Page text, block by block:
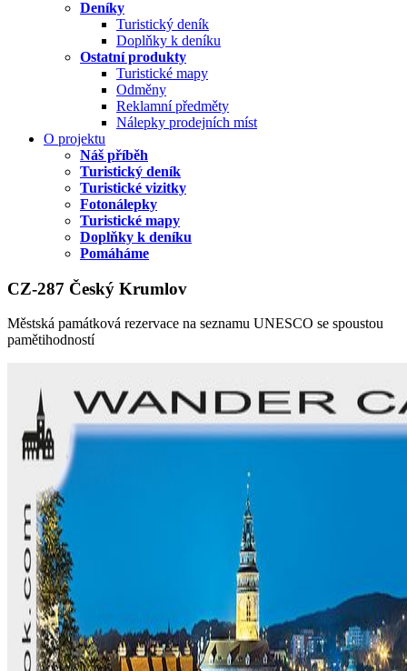
Deníky
Turistický deník
Doplňky k deníku
Ostatní produkty
Turistické mapy
Odměny
Reklamní předměty
Nálepky prodejních míst
O projektu
Náš příběh
Turistický deník
Turistické vizitky
Fotonálepky
Turistické mapy
Doplňky k deníku
Pomáháme
CZ-287 Český Krumlov
Městská památková rezervace na seznamu UNESCO se spoustou
pamětihodností